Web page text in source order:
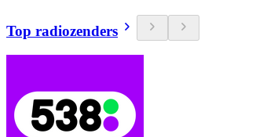
Top radiozenders